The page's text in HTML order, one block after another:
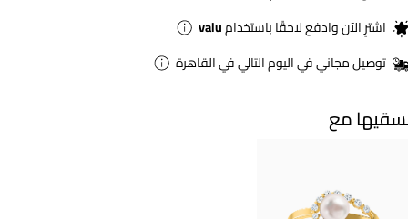
اشترِ الآن وادفع لاحقًا باستخدامvalu
توصيل مجاني في اليوم التالي في القاهرة
مع